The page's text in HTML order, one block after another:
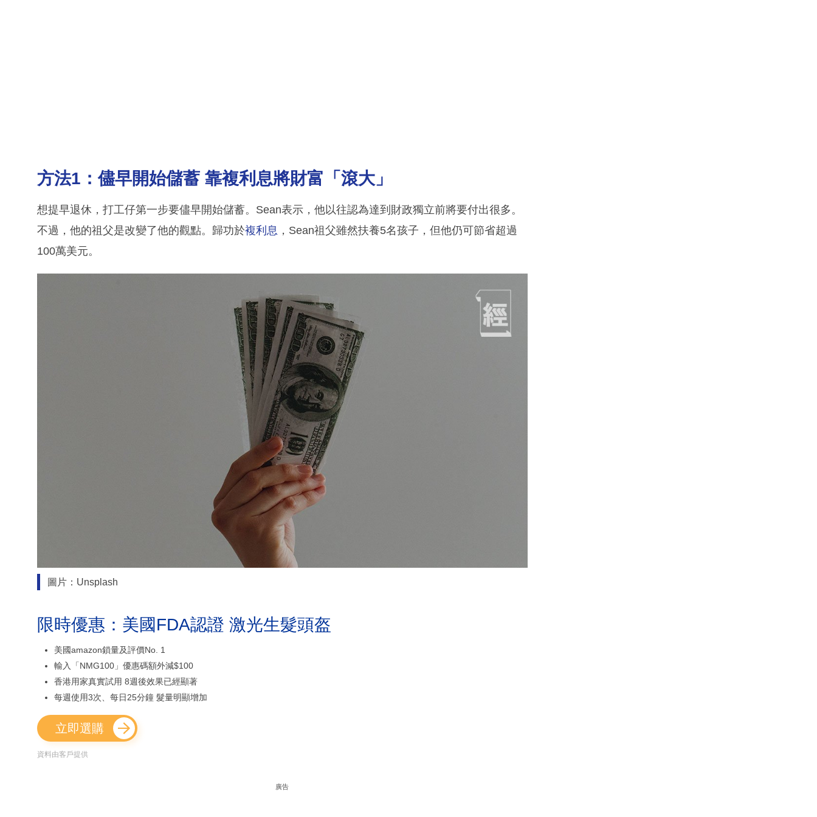
方法1：儘早開始儲蓄 靠複利息將財富「滾大」
想提早退休，打工仔第一步要儘早開始儲蓄。Sean表示，他以往認為達到財政獨立前將要付出很多。
不過，他的祖父是改變了他的觀點。歸功於複利息 ，Sean祖父雖然扶養5名孩子，但他仍可節省超過
100萬美元。
圖片：Unsplash
限時優惠：美國FDA認證 激光生髮頭盔
美國amazon鎖量及評價No. 1
輸入「NMG100」優惠碼額外減$100
香港用家真實試用 8週後效果已經顯著
每週使用3次、每日25分鐘 髮量明顯增加
立即選購
資料由客戶提供
廣告